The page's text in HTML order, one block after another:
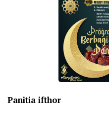
Panitia ifthor